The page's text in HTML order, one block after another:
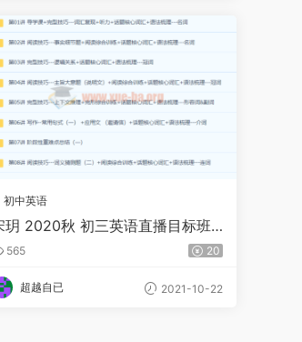
初中英语
玥 2020秋 初三英语直播目标班
国版16讲完结带讲义
565 20
超越自已 2021-10-22